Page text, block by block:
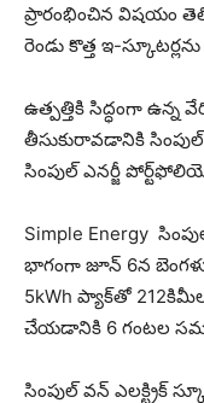
ప్రారంభించిన విషయం
రెండు కొత్త ఇ-
ఉత్పత్తికి సిద్ధంగా
తీసుకురావడానికి
సింపుల్ ఎనర్జీ
Simple Energy
భాగంగా జూన్ 6న
5kWh ప్యాక్‌తో
చేయడానికి 6 గంటల
సింపుల్ వన్ ఎలక్ట్రిక్